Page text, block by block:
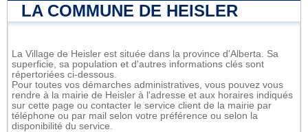
LA COMMUNE DE HEISLER
La Village de Heisler est située dans la province d'Alberta. Sa
superficie, sa population et d'autres informations clés sont
répertoriées ci-dessous.
Pour toutes vos démarches administratives, vous pouvez vous
rendre à la mairie de Heisler à l'adresse et aux horaires indiqués
sur cette page ou contacter le service client de la mairie par
téléphone ou par mail selon votre préférence ou selon la
disponibilité du service.